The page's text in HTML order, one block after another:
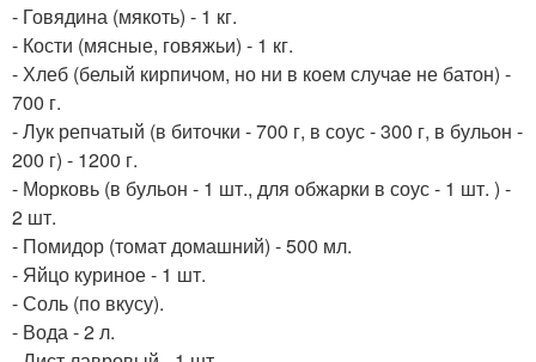
- Говядина (мякоть) - 1 кг.
- Кости (мясные, говяжьи) - 1 кг.
- Хлеб (белый кирпичом, но ни в коем случае не батон) -
700 г.
- Лук репчатый (в биточки - 700 г, в соус - 300 г, в бульон -
200 г) - 1200 г.
- Морковь (в бульон - 1 шт., для обжарки в соус - 1 шт. ) -
2 шт.
- Помидор (томат домашний) - 500 мл.
- Яйцо куриное - 1 шт.
- Соль (по вкусу).
- Вода - 2 л.